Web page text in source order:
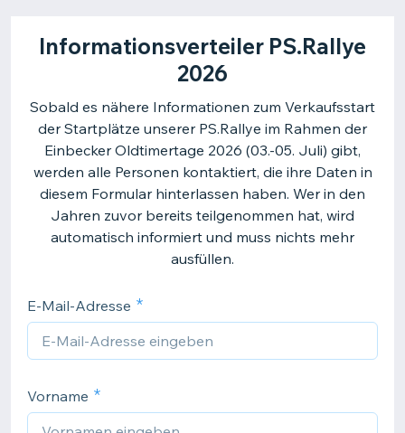
Informationsverteiler PS.Rallye
2026
Sobald es nähere Informationen zum Verkaufsstart
der Startplätze unserer PS.Rallye im Rahmen der
Einbecker Oldtimertage 2026 (03.-05. Juli) gibt,
werden alle Personen kontaktiert, die ihre Daten in
diesem Formular hinterlassen haben. Wer in den
Jahren zuvor bereits teilgenommen hat, wird
automatisch informiert und muss nichts mehr
ausfüllen.
E-Mail-Adresse
Vorname